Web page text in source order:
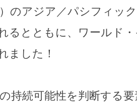
のアジア／パシフィッ
るとともに、ワールド
ました！
持続可能性を判断する